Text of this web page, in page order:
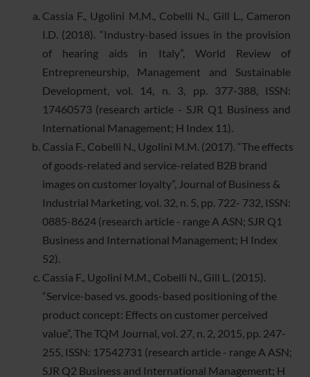
Cassia F., Ugolini M.M., Cobelli N., Gill L., Cameron
I.D. (2018). “Industry-based issues in the provision
of hearing aids in Italy”, World Review of
Entrepreneurship, Management and Sustainable
Development, vol. 14, n. 3, pp. 377-388, ISSN:
17460573 (research article - SJR Q1 Business and
International Management; H Index 11).
Cassia F., Cobelli N., Ugolini M.M. (2017). “The effects
of goods-related and service-related B2B brand
images on customer loyalty”, Journal of Business &
Industrial Marketing, vol. 32, n. 5, pp. 722- 732, ISSN:
0885-8624 (research article - range A ASN; SJR Q1
Business and International Management; H Index
52).
Cassia F., Ugolini M.M., Cobelli N., Gill L. (2015).
“Service-based vs. goods-based positioning of the
product concept: Effects on customer perceived
value”, The TQM Journal, vol. 27, n. 2, 2015, pp. 247-
255, ISSN: 17542731 (research article - range A ASN;
SJR Q2 Business and International Management; H